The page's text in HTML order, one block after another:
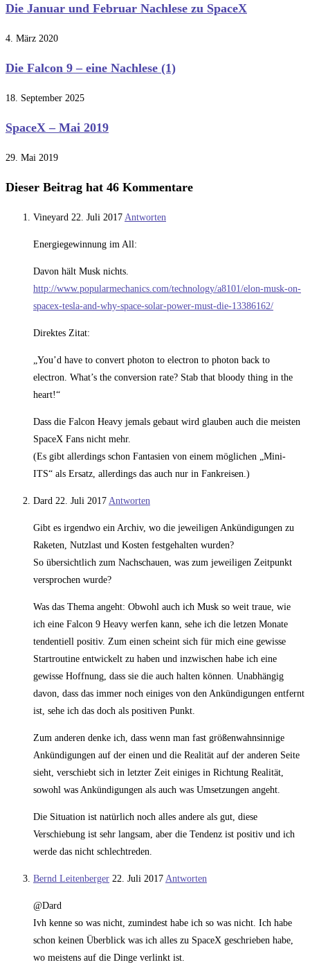
Die Januar und Februar Nachlese zu SpaceX
4. März 2020
Die Falcon 9 – eine Nachlese (1)
18. September 2025
SpaceX – Mai 2019
29. Mai 2019
Dieser Beitrag hat 46 Kommentare
Vineyard 22. Juli 2017 Antworten
Energiegewinnung im All:
Davon hält Musk nichts.
http://www.popularmechanics.com/technology/a8101/elon-musk-on-
spacex-tesla-and-why-space-solar-power-must-die-13386162/
Direktes Zitat:
„You’d have to convert photon to electron to photon back to
electron. What’s the conversion rate? Stab that bloody thing in the
heart!“
Dass die Falcon Heavy jemals gebaut wird glauben auch die meisten
SpaceX Fans nicht mehr.
(Es gibt allerdings schon Fantasien von einem möglichen „Mini-
ITS“ als Ersatz, allerdings das auch nur in Fankreisen.)
Dard 22. Juli 2017 Antworten
Gibt es irgendwo ein Archiv, wo die jeweiligen Ankündigungen zu
Raketen, Nutzlast und Kosten festgehalten wurden?
So übersichtlich zum Nachschauen, was zum jeweiligen Zeitpunkt
versprochen wurde?
Was das Thema angeht: Obwohl auch ich Musk so weit traue, wie
ich eine Falcon 9 Heavy werfen kann, sehe ich die letzen Monate
tendentiell positiv. Zum einen scheint sich für mich eine gewisse
Startroutine entwickelt zu haben und inzwischen habe ich eine
gewisse Hoffnung, dass sie die auch halten können. Unabhängig
davon, dass das immer noch einiges von den Ankündigungen entfernt
ist, sehe ich das doch als positiven Punkt.
Zum anderen denke ich, dass wenn man fast größenwahnsinnige
Ankündigungen auf der einen und die Realität auf der anderen Seite
sieht, verschiebt sich in letzter Zeit einiges in Richtung Realität,
sowohl was Ankündigungen als auch was Umsetzungen angeht.
Die Situation ist natürlich noch alles andere als gut, diese
Verschiebung ist sehr langsam, aber die Tendenz ist positiv und ich
werde das nicht schlechtreden.
Bernd Leitenberger 22. Juli 2017 Antworten
@Dard
Ivh kenne so was nicht, zumindest habe ich so was nicht. Ich habe
schon keinen Überblick was ich alles zu SpaceX geschrieben habe,
wo meistens auf die Dinge verlinkt ist.